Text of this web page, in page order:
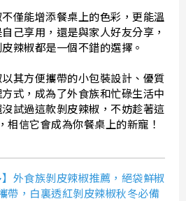
僅能增添餐桌上的色彩，更能溫
己享用，還是與家人好友分享，
皮辣椒都是一個不錯的選擇。
以其方便攜帶的小包裝設計、優質
式，成為了外食族和忙碌生活中
試過這款剝皮辣椒，不妨趁著這
相信它會成為你餐桌上的新寵！
】外食族剝皮辣椒推薦，絕袋鮮椒
帶，白裏透紅剝皮辣椒秋冬必備